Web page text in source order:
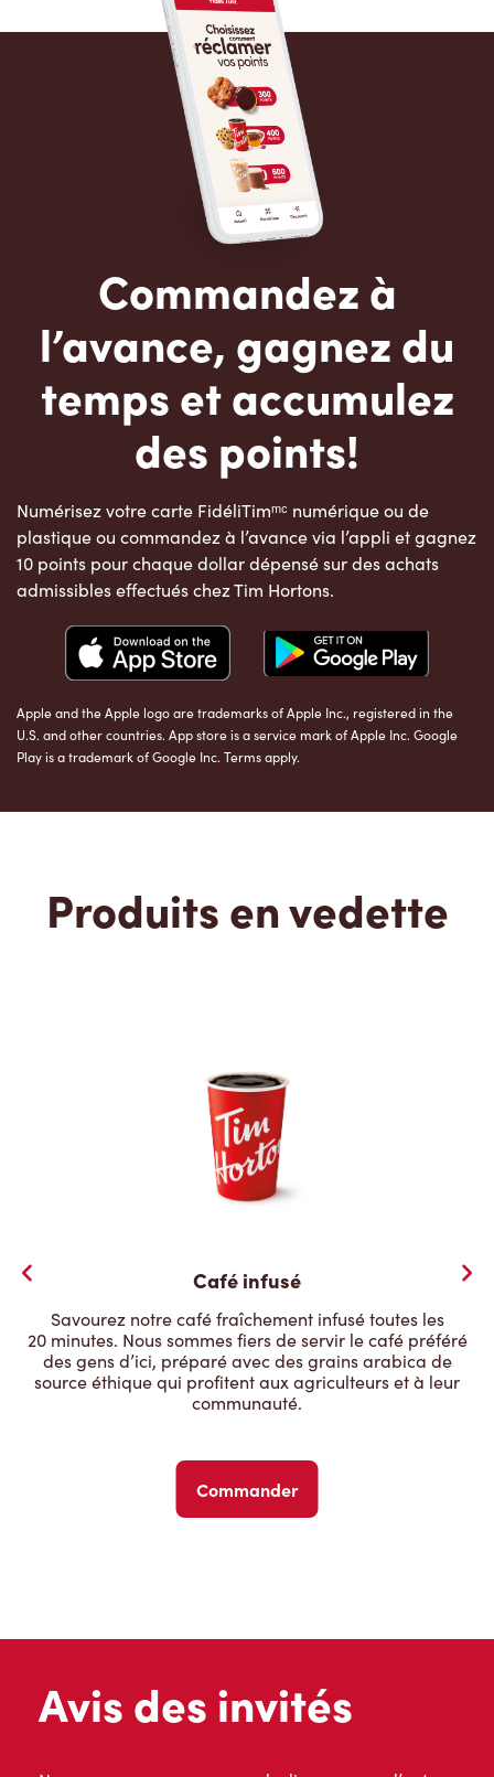
Commandez à
l’avance, gagnez du
temps et accumulez
des points!
Numérisez votre carte FidéliTimᵐᶜ numérique ou de
plastique ou commandez à l’avance via l’appli et gagnez
10 points pour chaque dollar dépensé sur des achats
admissibles effectués chez Tim Hortons.
Apple and the Apple logo are trademarks of Apple Inc., registered in the
U.S. and other countries. App store is a service mark of Apple Inc. Google
Play is a trademark of Google Inc. Terms apply.
Produits en vedette
Café infusé
Savourez notre café fraîchement infusé toutes les
20 minutes. Nous sommes fiers de servir le café préféré
des gens d’ici, préparé avec des grains arabica de
source éthique qui profitent aux agriculteurs et à leur
communauté.
Commander
Avis des invités